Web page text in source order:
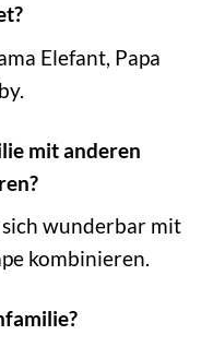
Elefant, Papa
mit anderen
wunderbar mit
kombinieren.